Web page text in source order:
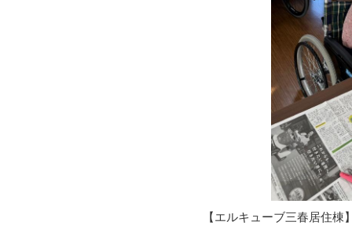
【エルキューブ三春居住